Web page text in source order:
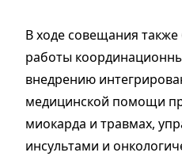
В ходе совещания
работы
внедрению
медицинской помощи
миокарда и травмах,
инсультами и